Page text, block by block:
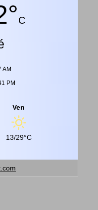
C
AM
PM
Ven
13/29°C